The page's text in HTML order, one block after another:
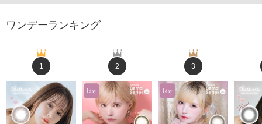
ワンデーランキング
1 2 3